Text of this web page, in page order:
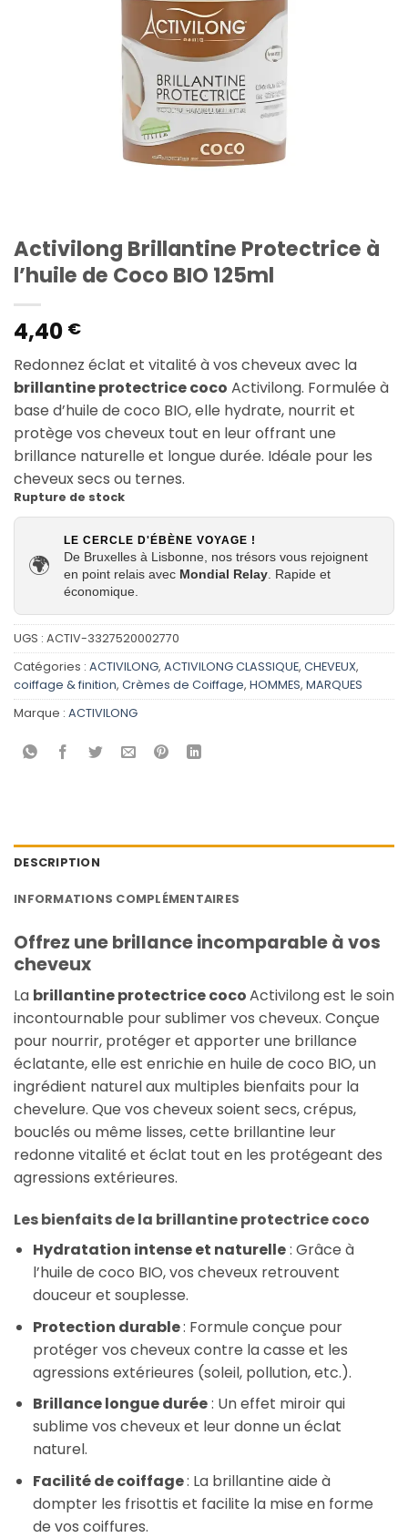
Activilong Brillantine Protectrice à
l’huile de Coco BIO 125ml
4,40 €
Redonnez éclat et vitalité à vos cheveux avec la
brillantine protectrice coco Activilong. Formulée à
base d’huile de coco BIO, elle hydrate, nourrit et
protège vos cheveux tout en leur offrant une
brillance naturelle et longue durée. Idéale pour les
cheveux secs ou ternes.
Rupture de stock
🌍
LE CERCLE D'ÉBÈNE VOYAGE !
De Bruxelles à Lisbonne, nos trésors vous rejoignent
en point relais avec Mondial Relay . Rapide et
économique.
UGS : ACTIV-3327520002770
Catégories : ACTIVILONG, ACTIVILONG CLASSIQUE, CHEVEUX,
coiffage & finition, Crèmes de Coiffage, HOMMES, MARQUES
Marque : ACTIVILONG
DESCRIPTION
INFORMATIONS COMPLÉMENTAIRES
Offrez une brillance incomparable à vos
cheveux
La brillantine protectrice cocoActivilong est le soin
incontournable pour sublimer vos cheveux. Conçue
pour nourrir, protéger et apporter une brillance
éclatante, elle est enrichie en huile de coco BIO, un
ingrédient naturel aux multiples bienfaits pour la
chevelure. Que vos cheveux soient secs, crépus,
bouclés ou même lisses, cette brillantine leur
redonne vitalité et éclat tout en les protégeant des
agressions extérieures.
Les bienfaits de la brillantine protectrice coco
Hydratation intense et naturelle: Grâce à
l’huile de coco BIO, vos cheveux retrouvent
douceur et souplesse.
Protection durable: Formule conçue pour
protéger vos cheveux contre la casse et les
agressions extérieures (soleil, pollution, etc.).
Brillance longue durée: Un effet miroir qui
sublime vos cheveux et leur donne un éclat
naturel.
Facilité de coiffage: La brillantine aide à
dompter les frisottis et facilite la mise en forme
de vos coiffures.